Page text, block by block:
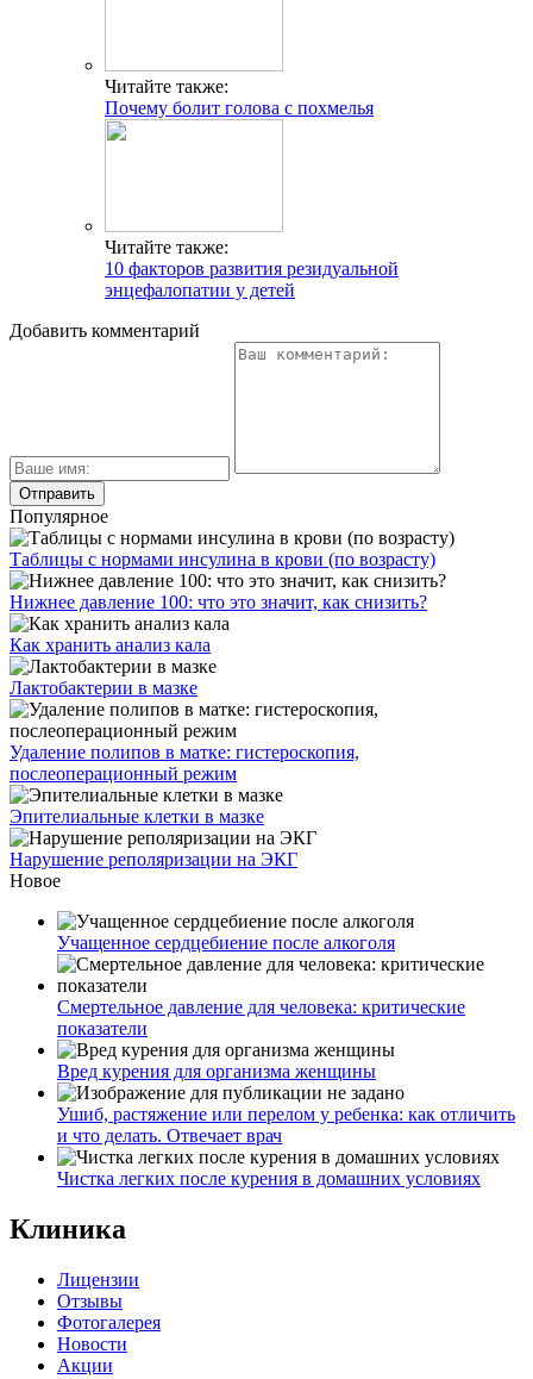
Читайте также:
Почему болит голова с похмелья
Читайте также:
10 факторов развития резидуальной
энцефалопатии у детей
Добавить комментарий
Популярное
Таблицы с нормами инсулина в крови (по возрасту)
Нижнее давление 100: что это значит, как снизить?
Как хранить анализ кала
Лактобактерии в мазке
Удаление полипов в матке: гистероскопия,
послеоперационный режим
Эпителиальные клетки в мазке
Нарушение реполяризации на ЭКГ
Новое
Учащенное сердцебиение после алкоголя
Смертельное давление для человека: критические
показатели
Вред курения для организма женщины
Ушиб, растяжение или перелом у ребенка: как отличить
и что делать. Отвечает врач
Чистка легких после курения в домашних условиях
Клиника
Лицензии
Отзывы
Фотогалерея
Новости
Акции